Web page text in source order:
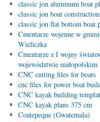
classic jon aluminum boat
classic jon boat construction
classic jon flat bottom boat
Cmentarze wojenne w
Wieliczka
Cmentarze z I wojny
województwie małopolskim
CNC cutting files for boats
cnc files for power boat
CNC kayak building
CNC kayak plans 375 cm
Coatepeque (Gwatemala)